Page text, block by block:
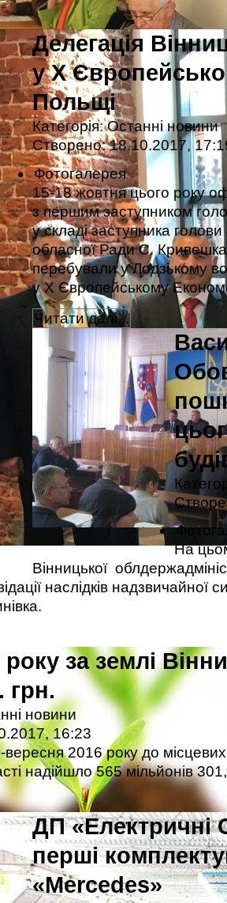
Делегація
у X
Польщі
Категорія:Останні новини
Створено: 18.10.2017,
Фотогалерея
15-18 жовтня цього року
з першим заступником
у складі заступника
обласної Ради С.
перебували у Лодзькому
у X Європейському
Читати далі...
На
Вінницької
наслідків надзвичайної
року за землі
грн.
новини
16:23
2016 року до
надійшло 565 мільйонів
ДП «Електричні
перші
«Mercedes»